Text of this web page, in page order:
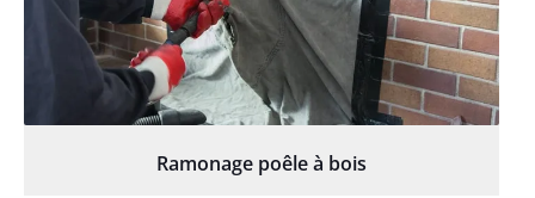
Ramonage poêle à bois